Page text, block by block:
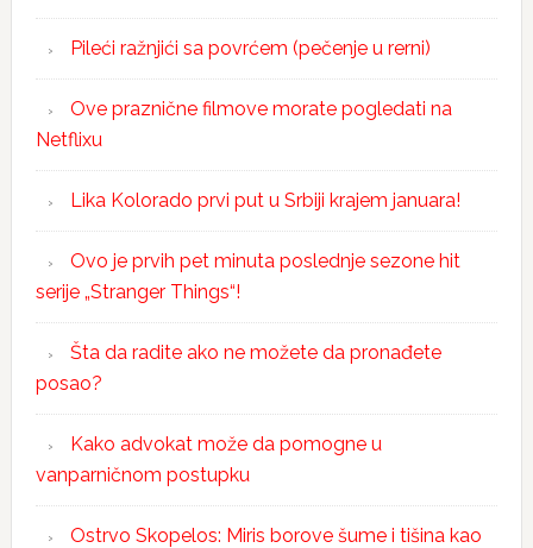
Pileći ražnjići sa povrćem (pečenje u rerni)
Ove praznične filmove morate pogledati na
Netflixu
Lika Kolorado prvi put u Srbiji krajem januara!
Ovo je prvih pet minuta poslednje sezone hit
serije „Stranger Things“!
Šta da radite ako ne možete da pronađete
posao?
Kako advokat može da pomogne u
vanparničnom postupku
Ostrvo Skopelos: Miris borove šume i tišina kao